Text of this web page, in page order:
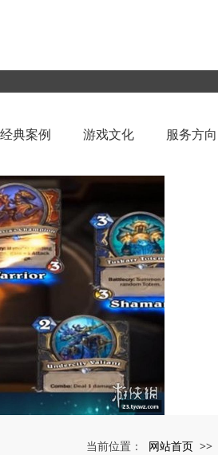
经典案例 游戏文化 服务方向
当前位置： 网站首页 >>